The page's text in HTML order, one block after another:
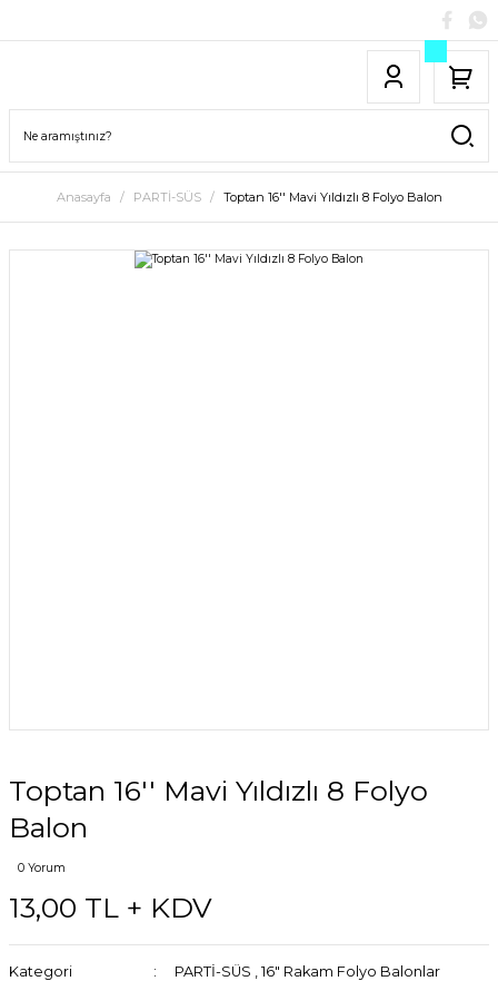
Anasayfa PARTİ-SÜS Toptan 16'' Mavi Yıldızlı 8 Folyo Balon
Toptan 16'' Mavi Yıldızlı 8 Folyo
Balon
0 Yorum
13,00 TL + KDV
Kategori PARTİ-SÜS , 16" Rakam Folyo Balonlar